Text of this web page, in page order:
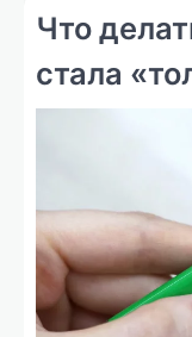
Что
стала